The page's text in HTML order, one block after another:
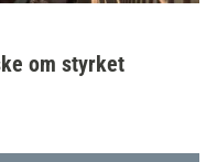
om styrket